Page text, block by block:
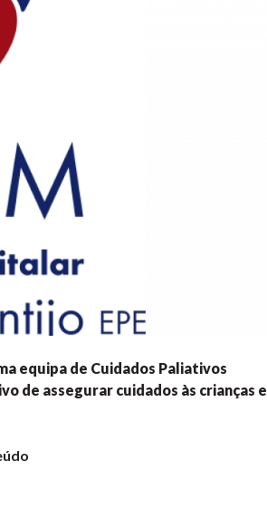
equipa de Cuidados Paliativos
de assegurar cuidados às crianças e